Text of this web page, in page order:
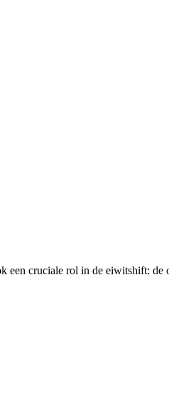
een cruciale rol in de eiwitshift: de